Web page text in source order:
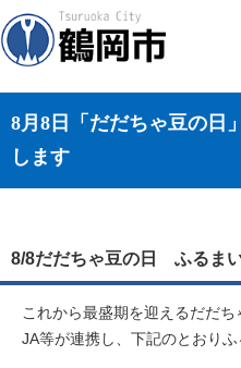
8月8日「だだちゃ豆の日
します
8/8だだちゃ豆の日 ふるま
これから最盛期を迎えるだだち
JA等が連携し、下記のとおり